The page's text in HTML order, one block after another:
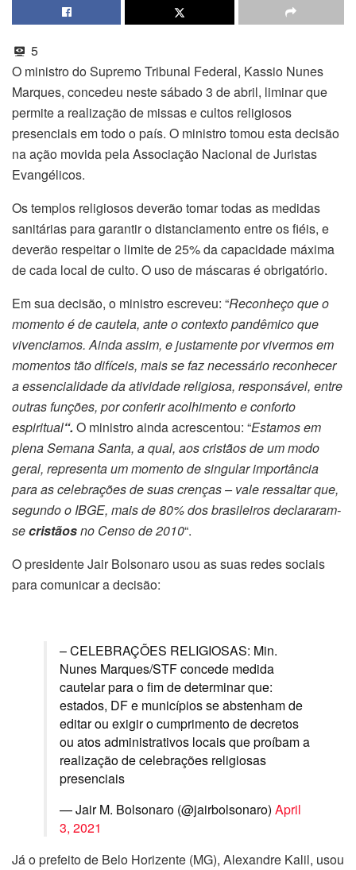
5
O ministro do Supremo Tribunal Federal, Kassio Nunes
Marques, concedeu neste sábado 3 de abril, liminar que
permite a realização de missas e cultos religiosos
presenciais em todo o país. O ministro tomou esta decisão
na ação movida pela Associação Nacional de Juristas
Evangélicos.
Os templos religiosos deverão tomar todas as medidas
sanitárias para garantir o distanciamento entre os fiéis, e
deverão respeitar o limite de 25% da capacidade máxima
de cada local de culto. O uso de máscaras é obrigatório.
Em sua decisão, o ministro escreveu: “Reconheço que o
momento é de cautela, ante o contexto pandêmico que
vivenciamos. Ainda assim, e justamente por vivermos em
momentos tão difíceis, mais se faz necessário reconhecer
a essencialidade da atividade religiosa, responsável, entre
outras funções, por conferir acolhimento e conforto
espiritual“. O ministro ainda acrescentou: “Estamos em
plena Semana Santa, a qual, aos cristãos de um modo
geral, representa um momento de singular importância
para as celebrações de suas crenças – vale ressaltar que,
segundo o IBGE, mais de 80% dos brasileiros declararam-
secristãosno Censo de 2010“.
O presidente Jair Bolsonaro usou as suas redes sociais
para comunicar a decisão:
– CELEBRAÇÕES RELIGIOSAS: Min.
Nunes Marques/STF concede medida
cautelar para o fim de determinar que:
estados, DF e municípios se abstenham de
editar ou exigir o cumprimento de decretos
ou atos administrativos locais que proíbam a
realização de celebrações religiosas
presenciais
— Jair M. Bolsonaro (@jairbolsonaro) April
3, 2021
Já o prefeito de Belo Horizente (MG), Alexandre Kalil, usou